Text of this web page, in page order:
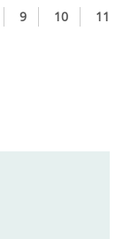
9 10
11